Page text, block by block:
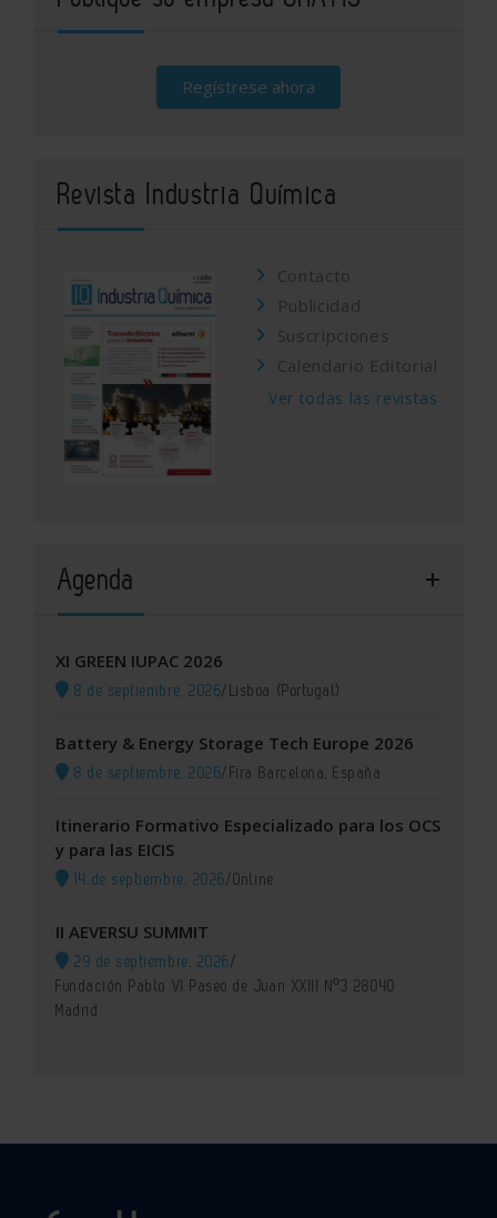
Regístrese ahora
Revista Industria Química
Contacto
Publicidad
Suscripciones
Calendario Editorial
Ver todas las revistas
Agenda
XI GREEN IUPAC 2026
8 de septiembre, 2026/Lisboa (Portugal)
Battery & Energy Storage Tech Europe 2026
8 de septiembre, 2026/Fira Barcelona, España
Itinerario Formativo Especializado para los OCS
y para las EICIS
14 de septiembre, 2026/Online
II AEVERSU SUMMIT
29 de septiembre, 2026/
Fundación Pablo VI Paseo de Juan XXIII Nº3 28040
Madrid